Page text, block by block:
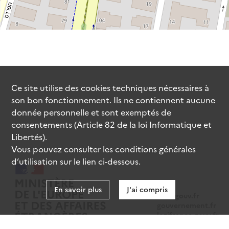
data.gouv.fr
legifrance.gouv.fr
Ce site utilise descookiestechniques nécessaires à
son bon fonctionnement. Ils ne contiennent aucune
donnée personnelle et sont exemptés de
consentements (Article 82 de la loi Informatique et
Libertés).
Vous pouvez consulter les conditions générales
d’utilisation sur le lien ci-dessous.
En savoir plus J'ai compris